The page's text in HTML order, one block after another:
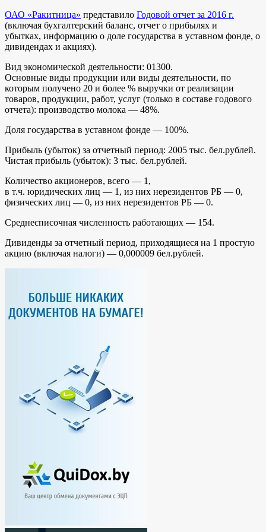
ОАО «Ракитница» представило Годовой отчет за 2016 г.
(включая бухгалтерский баланс, отчет о прибылях и
убытках, информацию о доле государства в уставном фонде, о
дивидендах и акциях).
Вид экономической деятельности: 01300.
Основные виды продукции или виды деятельности, по
которым получено 20 и более % выручки от реализации
товаров, продукции, работ, услуг (только в составе годового
отчета): производство молока — 48%.
Доля государства в уставном фонде — 100%.
Прибыль (убыток) за отчетный период: 2005 тыс. бел.рублей.
Чистая прибыль (убыток): 3 тыс. бел.рублей.
Количество акционеров, всего — 1,
в т.ч. юридических лиц — 1, из них нерезидентов РБ — 0,
физических лиц — 0, из них нерезидентов РБ — 0.
Среднесписочная численность работающих — 154.
Дивиденды за отчетный период, приходящиеся на 1 простую
акцию (включая налоги) — 0,000009 бел.рублей.